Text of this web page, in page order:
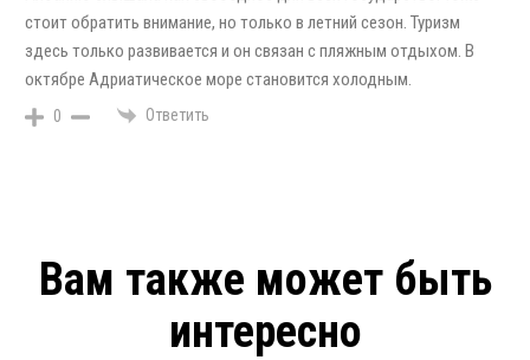
стоит обратить внимание, но только в летний сезон. Туризм
здесь только развивается и он связан с пляжным отдыхом. В
октябре Адриатическое море становится холодным.
0 Ответить
Вам также может быть
интересно